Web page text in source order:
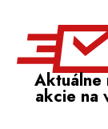
Aktuálne
akcie na